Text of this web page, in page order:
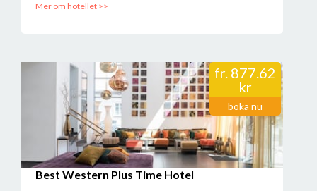
Mer om hotellet >>
fr. 877.62
kr
boka nu
Best Western Plus Time Hotel